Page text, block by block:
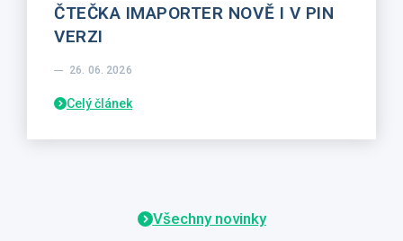
ČTEČKA IMAPORTER NOVĚ I V PIN
VERZI
26. 06. 2026
Celý článek
Všechny novinky